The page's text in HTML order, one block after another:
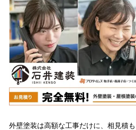
外壁塗装は高額な工事だけに、相見積